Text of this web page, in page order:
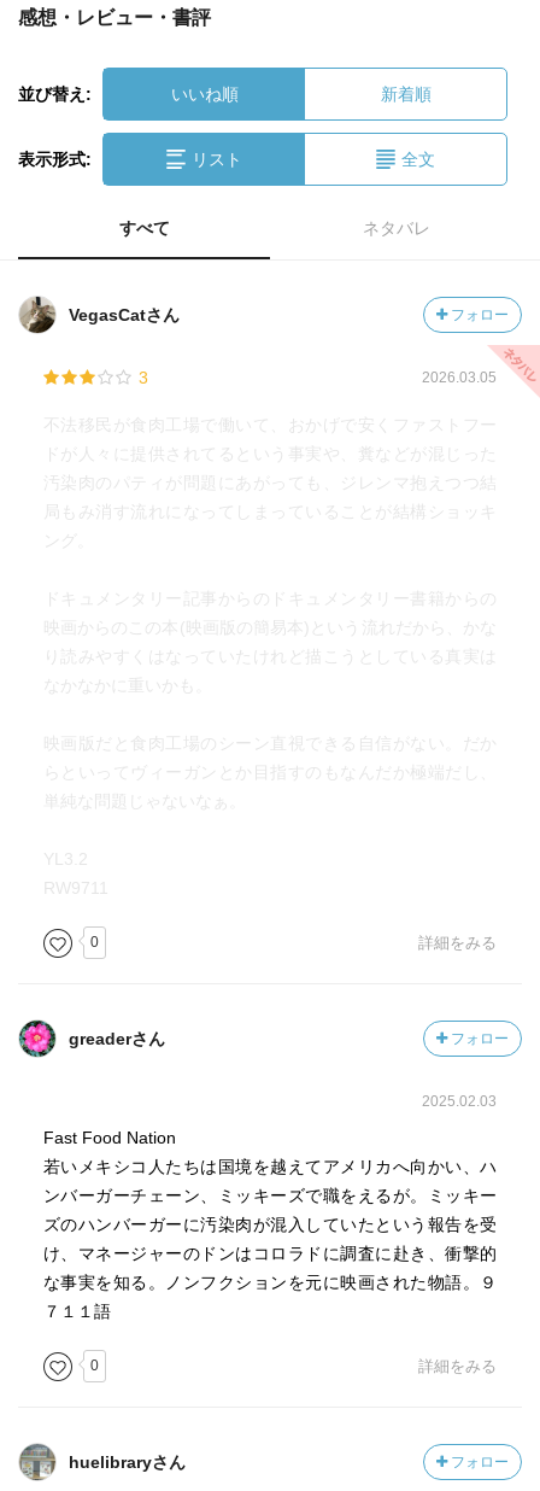
感想・レビュー・書評
並び替え: いいね順 新着順
表示形式: リスト 全文
すべて ネタバレ
VegasCatさん フォロー
3 2026.03.05
不法移民が食肉工場で働いて、おかげで安くファストフー
ドが人々に提供されてるという事実や、糞などが混じった
汚染肉のパティが問題にあがっても、ジレンマ抱えつつ結
局もみ消す流れになってしまっていることが結構ショッキ
ング。
ドキュメンタリー記事からのドキュメンタリー書籍からの
映画からのこの本(映画版の簡易本)という流れだから、かな
り読みやすくはなっていたけれど描こうとしている真実は
なかなかに重いかも。
映画版だと食肉工場のシーン直視できる自信がない。だか
らといってヴィーガンとか目指すのもなんだか極端だし、
単純な問題じゃないなぁ。
YL3.2
RW9711
0 詳細をみる
greaderさん フォロー
2025.02.03
Fast Food Nation
若いメキシコ人たちは国境を越えてアメリカへ向かい、ハ
ンバーガーチェーン、ミッキーズで職をえるが。ミッキー
ズのハンバーガーに汚染肉が混入していたという報告を受
け、マネージャーのドンはコロラドに調査に赴き、衝撃的
な事実を知る。ノンフクションを元に映画された物語。９
７１１語
0 詳細をみる
huelibraryさん フォロー